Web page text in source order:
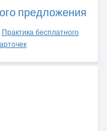
предложения
Практика бесплатного